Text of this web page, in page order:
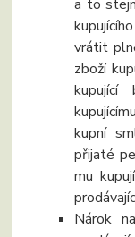
a to
vrátit
zboží
kupující
kupní
přijaté
mu
Nárok